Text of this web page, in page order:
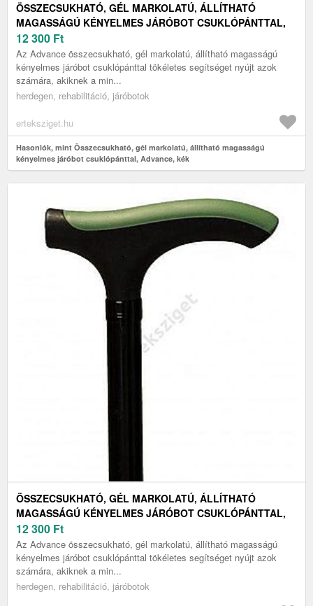
ÖSSZECSUKHATÓ, GÉL MARKOLATÚ, ÁLLÍTHATÓ
MAGASSÁGÚ KÉNYELMES JÁRÓBOT CSUKLÓPÁNTTAL,
ADVANCE, KÉK
12 300 Ft
Az Advance összecsukható, gél markolatú, állítható magasságú
kényelmes járóbot csuklópánttal tökéletes segítséget nyújt azok
számára, akiknek a min...
herdegen, rehabilitáció, járóbotok
erteksziget.hu
Hasonlók, mint Összecsukható, gél markolatú, állítható magasságú
kényelmes járóbot csuklópánttal, Advance, kék
ÖSSZECSUKHATÓ, GÉL MARKOLATÚ, ÁLLÍTHATÓ
MAGASSÁGÚ KÉNYELMES JÁRÓBOT CSUKLÓPÁNTTAL,
ADVANCE, ZÖLD
12 300 Ft
Az Advance összecsukható, gél markolatú, állítható magasságú
kényelmes járóbot csuklópánttal tökéletes segítséget nyújt azok
számára, akiknek a min...
herdegen, rehabilitáció, járóbotok